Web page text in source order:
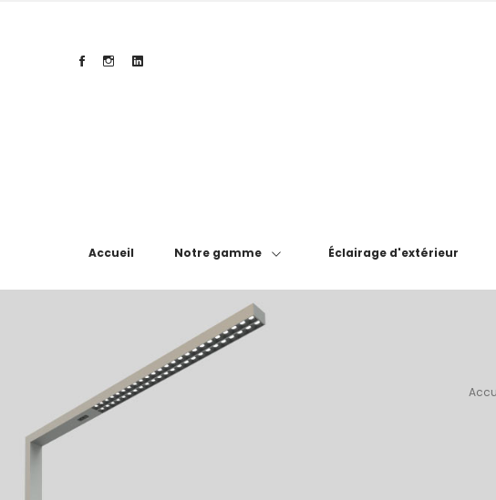
Accueil Notre gamme Éclairage d'extérieur